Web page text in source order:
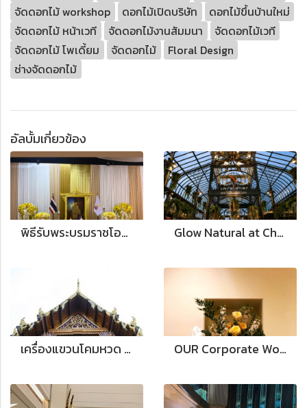
จัดดอกไม้ workshop
ดอกไม้เปิดบริษัท
ดอกไม้ขึ้นบ้านใหม่
จัดดอกไม้ หน้าเวที
จัดดอกไม้งานสัมมนา
จัดดอกไม้เวที
จัดดอกไม้ โพเดี้ยม
จัดดอกไม้
Floral Design
ช่างจัดดอกไม้
อัลบั้มเกี่ยวข้อง
พิธีรับพระบรมราชโองการฯ แต่งตั้งนายกรัฐมนตรี Glow Natural at Chocolate Ville's House of Lights
เครื่องแขวนโคมหวด ณ วัดราชประดิษฐ์สถิตมหาสีมาราม OUR Corporate Work WORK